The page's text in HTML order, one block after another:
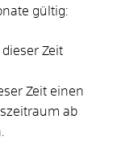
gültig:
Zeit
Zeit einen
ab